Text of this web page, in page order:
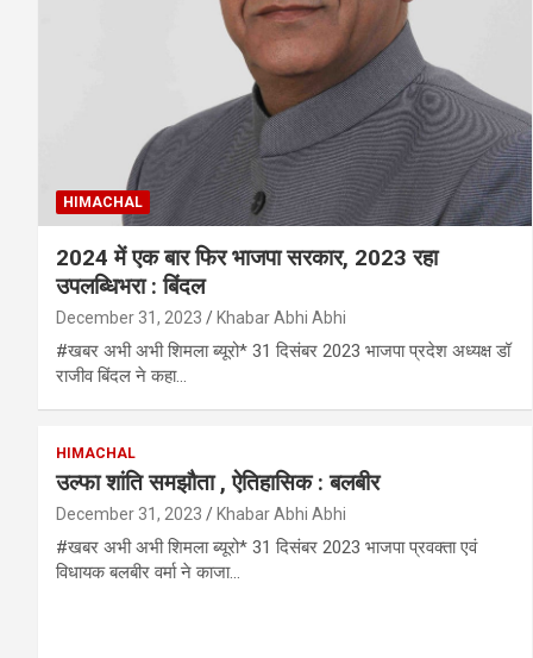
HIMACHAL
2024 में एक बार फिर भाजपा सरकार, 2023 रहा
उपलब्धिभरा : बिंदल
December 31, 2023 Khabar Abhi Abhi
#खबर अभी अभी शिमला ब्यूरो* 31 दिसंबर 2023 भाजपा प्रदेश अध्यक्ष डॉ
राजीव बिंदल ने कहा…
HIMACHAL
उल्फा शांति समझौता , ऐतिहासिक : बलबीर
December 31, 2023 Khabar Abhi Abhi
#खबर अभी अभी शिमला ब्यूरो* 31 दिसंबर 2023 भाजपा प्रवक्ता एवं
विधायक बलबीर वर्मा ने काजा…